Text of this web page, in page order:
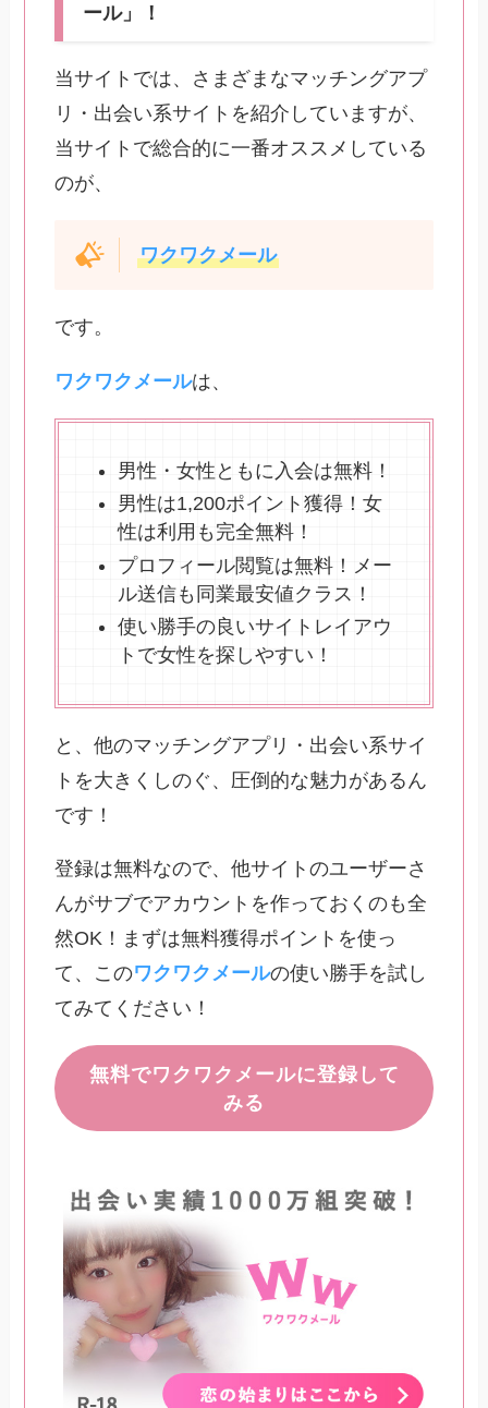
ール」！
当サイトでは、さまざまなマッチングアプ
リ・出会い系サイトを紹介していますが、
当サイトで総合的に一番オススメしている
のが、
ワクワクメール
です。
ワクワクメールは、
男性・女性ともに入会は無料！
男性は1,200ポイント獲得！女
性は利用も完全無料！
プロフィール閲覧は無料！メー
ル送信も同業最安値クラス！
使い勝手の良いサイトレイアウ
トで女性を探しやすい！
と、他のマッチングアプリ・出会い系サイ
トを大きくしのぐ、圧倒的な魅力があるん
です！
登録は無料なので、他サイトのユーザーさ
んがサブでアカウントを作っておくのも全
然OK！まずは無料獲得ポイントを使っ
て、このワクワクメールの使い勝手を試し
てみてください！
無料でワクワクメールに登録して
みる